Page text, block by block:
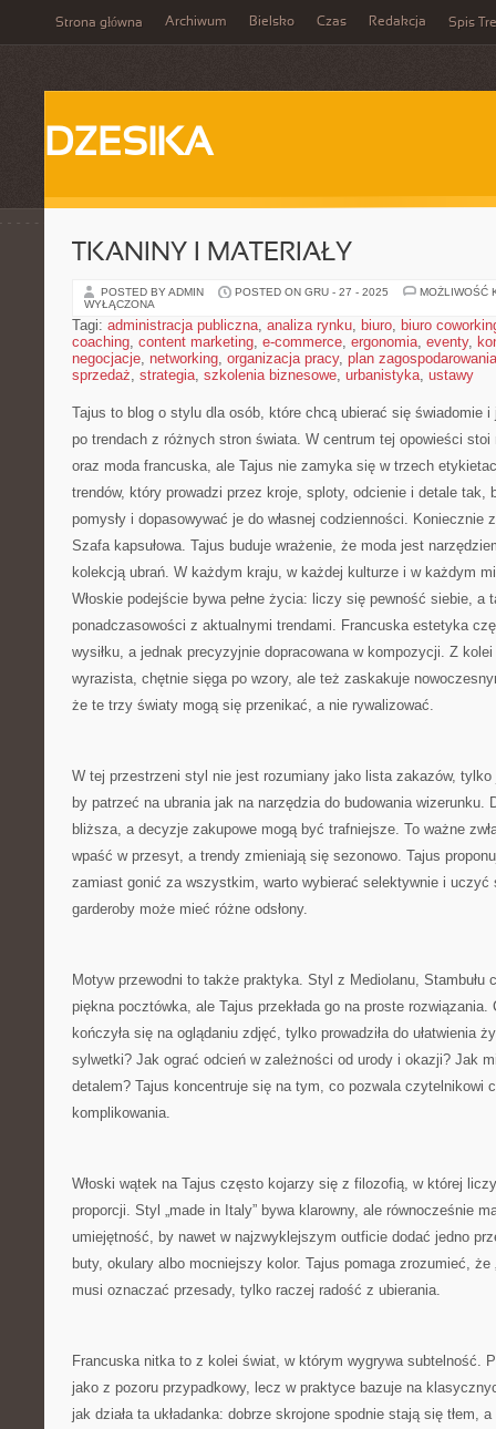
Strona główna Archiwum Bielsko Czas Redakcja Spis
DZESIKA
TKANINY I MATERIAŁY
POSTED BY ADMIN POSTED ON GRU - 27 - 2025
MOŻLIWOŚĆ
WYŁĄCZONA
Tagi: administracja publiczna, analiza rynku, biuro, biuro
coaching, content marketing, e-commerce, ergonomia, eventy,
negocjacje, networking, organizacja pracy, plan zagospodarowania
sprzedaż, strategia, szkolenia biznesowe, urbanistyka, ustawy
Tajus to blog o stylu dla osób, które chcą ubierać się świadomie i
po trendach z różnych stron świata. W centrum tej opowieści stoi
oraz moda francuska, ale Tajus nie zamyka się w trzech
trendów, który prowadzi przez kroje, sploty, odcienie i detale tak,
pomysły i dopasowywać je do własnej codzienności. Koniecznie
Szafa kapsułowa. Tajus buduje wrażenie, że moda jest
kolekcją ubrań. W każdym kraju, w każdej kulturze i w każdym
Włoskie podejście bywa pełne życia: liczy się pewność siebie, a
ponadczasowości z aktualnymi trendami. Francuska estetyka
wysiłku, a jednak precyzyjnie dopracowana w kompozycji. Z
wyrazista, chętnie sięga po wzory, ale też zaskakuje
że te trzy światy mogą się przenikać, a nie rywalizować.
W tej przestrzeni styl nie jest rozumiany jako lista zakazów,
by patrzeć na ubrania jak na narzędzia do budowania wizerunku.
bliższa, a decyzje zakupowe mogą być trafniejsze. To ważne
wpaść w przesyt, a trendy zmieniają się sezonowo. Tajus
zamiast gonić za wszystkim, warto wybierać selektywnie i uczyć
garderoby może mieć różne odsłony.
Motyw przewodni to także praktyka. Styl z Mediolanu, Stambułu
piękna pocztówka, ale Tajus przekłada go na proste
kończyła się na oglądaniu zdjęć, tylko prowadziła do ułatwienia
sylwetki? Jak ograć odcień w zależności od urody i okazji? Jak
detalem? Tajus koncentruje się na tym, co pozwala czytelnikowi
komplikowania.
Włoski wątek na Tajus często kojarzy się z filozofią, w której
proporcji. Styl „made in Italy” bywa klarowny, ale równocześnie
umiejętność, by nawet w najzwyklejszym outficie dodać jedno
buty, okulary albo mocniejszy kolor. Tajus pomaga zrozumieć, że
musi oznaczać przesady, tylko raczej radość z ubierania.
Francuska nitka to z kolei świat, w którym wygrywa subtelność.
jako z pozoru przypadkowy, lecz w praktyce bazuje na
jak działa ta układanka: dobrze skrojone spodnie stają się tłem,